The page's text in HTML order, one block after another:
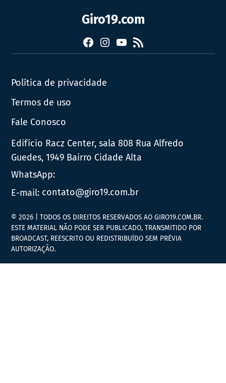
Giro19.com
FacebookInstagram
YouTube
RSS
Política de privacidade
Termos de uso
Fale Conosco
Edifício Racz Center, sala 808 Rua Alfredo
Guedes, 1949 Bairro Cidade Alta
WhatsApp:
E-mail: contato@giro19.com.br
© 2026 | TODOS OS DIREITOS RESERVADOS AO GIRO19.COM.BR.
ESTE MATERIAL NÃO PODE SER PUBLICADO, TRANSMITIDO POR
BROADCAST, REESCRITO OU REDISTRIBUÍDO SEM PRÉVIA
AUTORIZAÇÃO.